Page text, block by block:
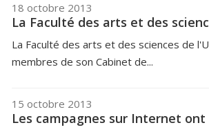
18 octobre 2013
La Faculté des arts et des
La Faculté des arts et des sciences de
membres de son Cabinet de...
15 octobre 2013
Les campagnes sur Internet